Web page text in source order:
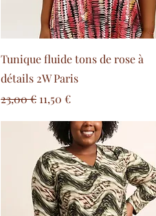
Tunique fluide tons de rose à
détails 2W Paris
Prix original
23,00 € Prix promotionnel
11,50 €